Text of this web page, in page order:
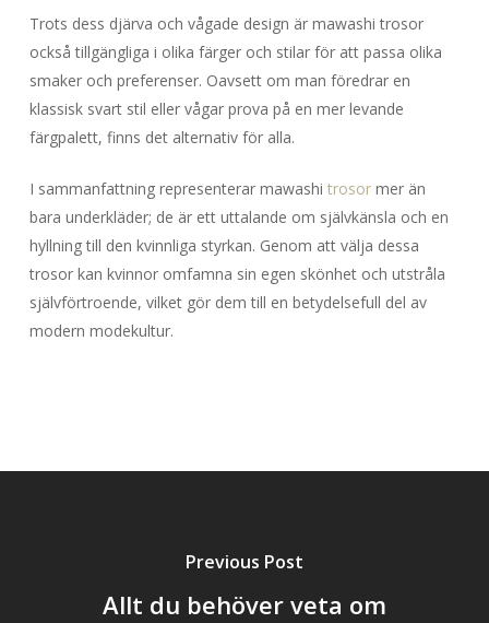
Trots dess djärva och vågade design är mawashi trosor
också tillgängliga i olika färger och stilar för att passa olika
smaker och preferenser. Oavsett om man föredrar en
klassisk svart stil eller vågar prova på en mer levande
färgpalett, finns det alternativ för alla.
I sammanfattning representerar mawashi trosormer än
bara underkläder; de är ett uttalande om självkänsla och en
hyllning till den kvinnliga styrkan. Genom att välja dessa
trosor kan kvinnor omfamna sin egen skönhet och utstråla
självförtroende, vilket gör dem till en betydelsefull del av
modern modekultur.
Previous Post
Allt du behöver veta om